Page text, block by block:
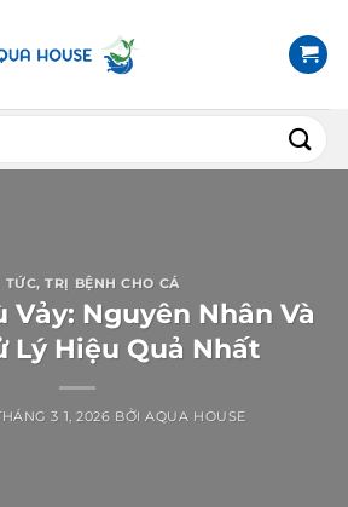
TỨC,TRỊ BỆNH CHO CÁ
Vảy: Nguyên Nhân Và
Lý Hiệu Quả Nhất
3 1, 2026 BỞIAQUA HOUSE